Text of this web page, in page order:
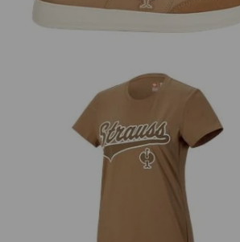
T-Shirt e.s.e:pic, dames